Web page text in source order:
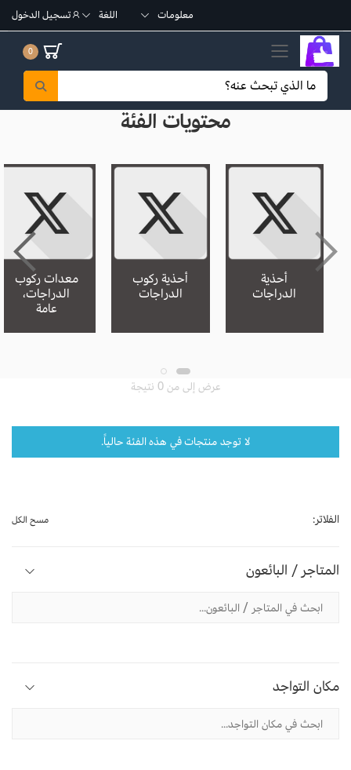
معلومات اللغة تسجيل الدخول
تبديل القائمة الجوال 0
محتويات الفئة
أحذية
الدراجات
أحذية ركوب
الدراجات
معدات ركوب
الدراجات،
عامة
عرض إلى من 0 نتيجة
لا توجد منتجات في هذه الفئة حالياً.
الفلاتر: مسح الكل
المتاجر / البائعون
مكان التواجد